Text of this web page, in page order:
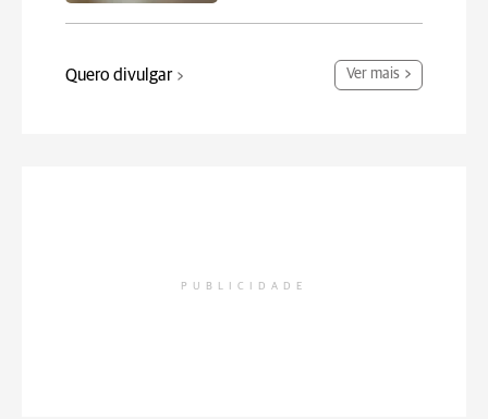
Quero divulgar Ver mais
PUBLICIDADE